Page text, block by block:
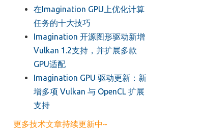
在Imagination GPU上优化计算
任务的十大技巧
​Imagination 开源图形驱动新增
Vulkan 1.2支持，并扩展多款
GPU适配
​Imagination GPU 驱动更新：新
增多项 Vulkan 与 OpenCL 扩展
支持
更多技术文章持续更新中~